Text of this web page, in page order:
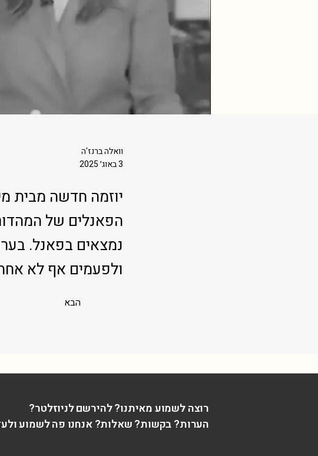
וואלה ברנז'ה
3 באוג׳ 2025
הפאנלים של
ולפעמים אף לא
הבא
רוצה לשמוע מאיתנו? להירשם לניוזלטר?
הערות? בקשות? שאלות? אנחנו פה לשמוע